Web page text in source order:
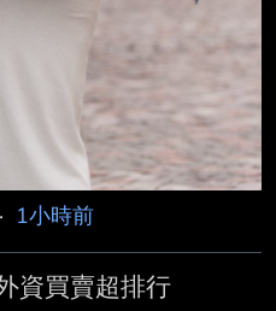
· 1小時前
資買賣超排行